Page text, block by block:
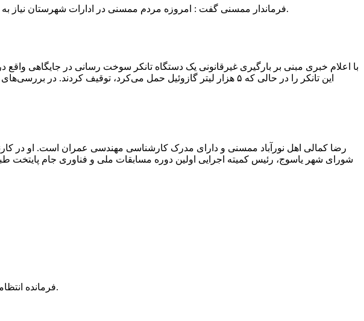
فرماندار ممسنی گفت : امروزه مردم ممسنی در ادارات شهرستان نیاز به کارشناس و خدمتگزار دارند و به اندازه کافی کلانتر در شهرستان وجود دارد پس کارشناسان از کلانتری پرهیز نمایند.
با اعلام خبری مبنی بر بارگیری غیرقانونی یک دستگاه تانکر سوخت رسانی در جایگاهی
این تانکر را در حالی که ۵ هزار لیتر گازوئیل حمل می‌کرد، توقیف
رضا کمالی اهل نورآباد ممسنی و دارای مدرک کارشناسی مهندسی عمران است. او در
شورای شهر یاسوج، رئیس کمیته اجرایی اولین دوره مسابقات ملی و فناوری جام پایتخت
فرمانده انتظامي "ممسني" از آتش سوزي 200 هكتار از اراضي كشاورزي واقع در اطراف روستاي "فهلیان" آن شهرستان خبر داد.